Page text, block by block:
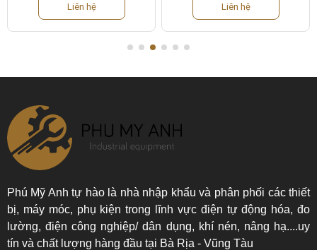
Liên hệ Liên hệ
Phú Mỹ Anh tự hào là nhà nhập khẩu và phân phối các thiết
bị, máy móc, phụ kiện trong lĩnh vực điện tự động hóa, đo
lường, điện công nghiệp/ dân dụng, khí nén, nâng hạ....uy
tín và chất lượng hàng đầu tại Bà Rịa - Vũng Tàu